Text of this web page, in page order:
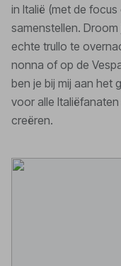
in Italië (met de
samenstellen.
echte trullo te
nonna of op de
ben je bij mij aan het
voor alle
creëren.